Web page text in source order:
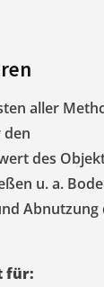
aller
des
u. a.
Abnutzung
für: